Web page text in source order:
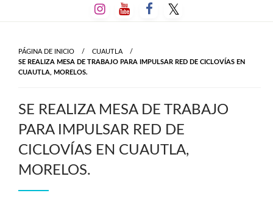
al
PÁGINA DE INICIO
CUAUTLA
SE REALIZA MESA DE TRABAJO PARA IMPULSAR RED DE CICLOVÍAS EN
CUAUTLA, MORELOS.
SE REALIZA MESA DE TRABAJO
PARA IMPULSAR RED DE
CICLOVÍAS EN CUAUTLA,
MORELOS.